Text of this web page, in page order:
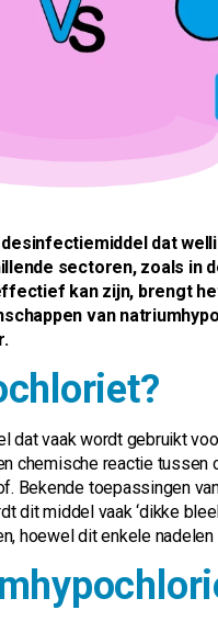
dat
sectoren, zoals in
kan zijn, brengt
van
vaak wordt gebruikt
chemische reactie tussen
Bekende toepassingen
dit middel vaak ‘dikke
hoewel dit enkele